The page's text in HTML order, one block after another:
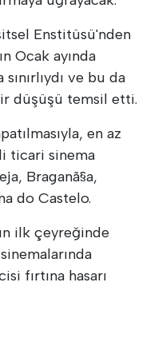
Enstitüsü'nden
Ocak ayında
ve bu da
düşüşü temsil etti.
en az
ticari sinema
Braganã§a,
do Castelo.
ilk çeyreğinde
fırtına hasarı